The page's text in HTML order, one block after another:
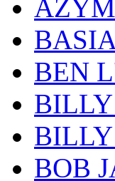
BEN
BOB